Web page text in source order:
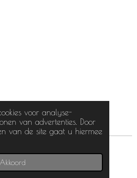
voor analyse-
van advertenties. Door
van de site gaat u hiermee
Akkoord